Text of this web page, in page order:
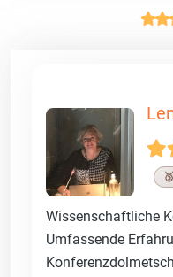
Wissenschaftliche
Umfassende